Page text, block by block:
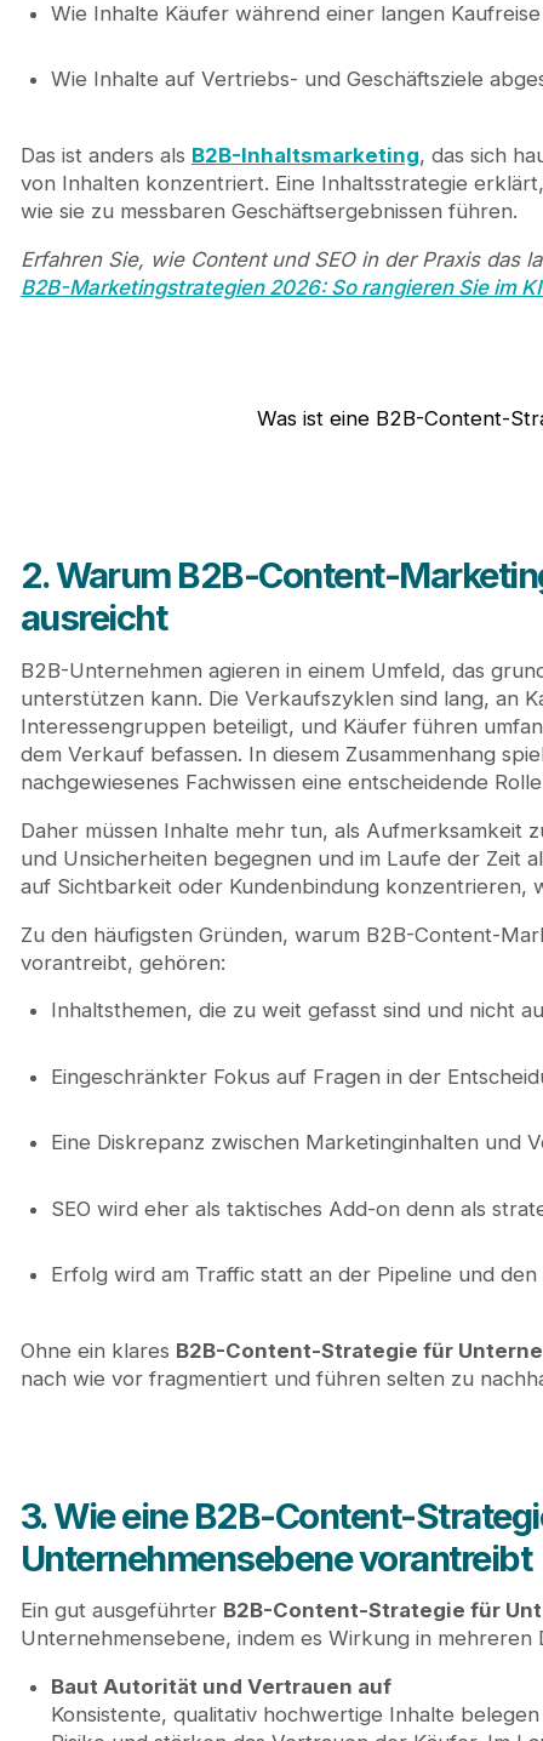
Wie Inhalte Käufer während einer langen
Wie Inhalte auf Vertriebs- und Geschäftsziele
Das ist anders als B2B-Inhaltsmarketing, das sich
von Inhalten konzentriert. Eine Inhaltsstrategie
wie sie zu messbaren Geschäftsergebnissen führen.
Erfahren Sie, wie Content und SEO in der Praxis das
B2B-Marketingstrategien 2026: So rangieren Sie im
Was ist eine B2B-Content-
2. Warum B2B-Content-
ausreicht
B2B-Unternehmen agieren in einem Umfeld, das
unterstützen kann. Die Verkaufszyklen sind lang, an
Interessengruppen beteiligt, und Käufer führen
dem Verkauf befassen. In diesem Zusammenhang
nachgewiesenes Fachwissen eine entscheidende
Daher müssen Inhalte mehr tun, als Aufmerksamkeit
und Unsicherheiten begegnen und im Laufe der Zeit
auf Sichtbarkeit oder Kundenbindung konzentrieren,
Zu den häufigsten Gründen, warum B2B-Content-
vorantreibt, gehören:
Inhaltsthemen, die zu weit gefasst sind und nicht
Eingeschränkter Fokus auf Fragen in der
Eine Diskrepanz zwischen Marketinginhalten und
SEO wird eher als taktisches Add-on denn als
Erfolg wird am Traffic statt an der Pipeline und
Ohne ein klares B2B-Content-Strategie für
nach wie vor fragmentiert und führen selten zu
3. Wie eine B2B-Content-
Unternehmensebene vorantreibt
Ein gut ausgeführter B2B-Content-Strategie für
Unternehmensebene, indem es Wirkung in mehreren
Baut Autorität und Vertrauen auf
Konsistente, qualitativ hochwertige Inhalte